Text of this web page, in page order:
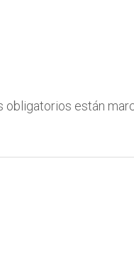
obligatorios están